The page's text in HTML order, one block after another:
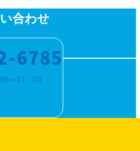
合わせ
6785
～17：00